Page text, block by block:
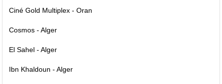
Ciné Gold Multiplex - Oran
Cosmos - Alger
El Sahel - Alger
Ibn Khaldoun - Alger